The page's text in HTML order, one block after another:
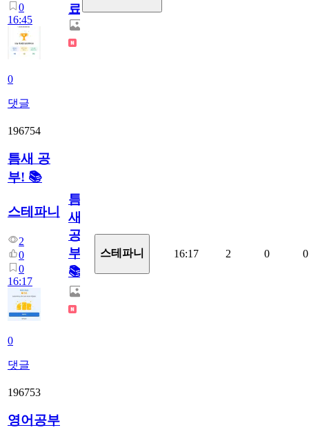
0
16:45
0
댓글
료
196754
틈새 공
부! 📚
스테파니
2
0
0
16:17
0
댓글
틈
새
공
부!
📚
스테파니 16:17 2 0 0
196753
영어공부